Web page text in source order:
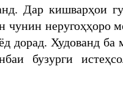
Дар кишварҳои
неругоҳҳоро
дорад. Худованд ба
бузурги